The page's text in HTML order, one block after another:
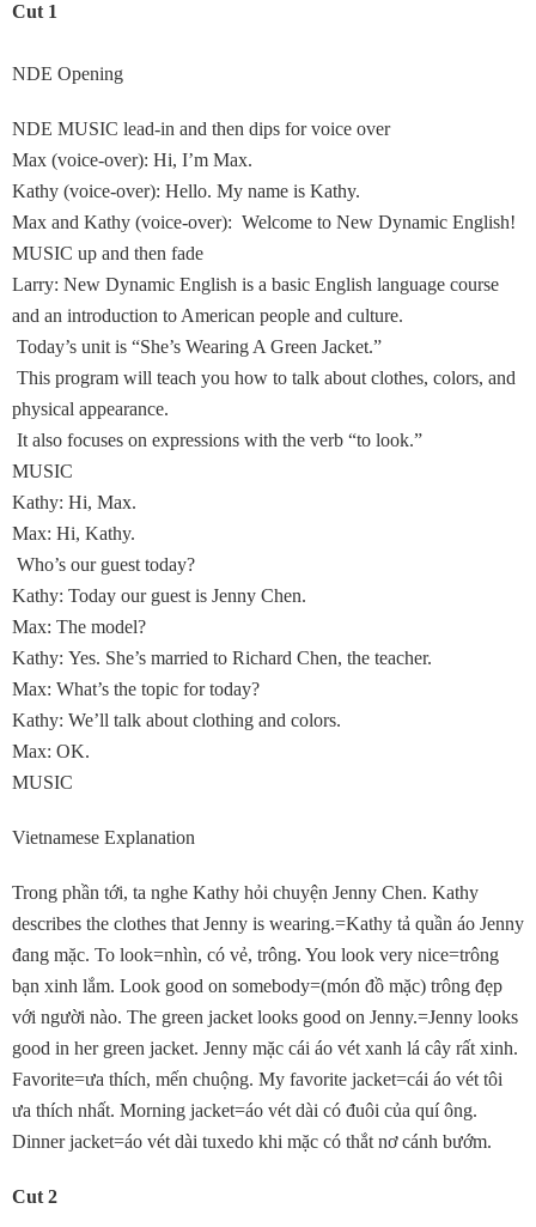
Cut 1
NDE Opening
NDE MUSIC lead-in and then dips for voice over
Max (voice-over): Hi, I’m Max.
Kathy (voice-over): Hello. My name is Kathy.
Max and Kathy (voice-over): Welcome to New Dynamic English!
MUSIC up and then fade
Larry: New Dynamic English is a basic English language course
and an introduction to American people and culture.
Today’s unit is “She’s Wearing A Green Jacket.”
This program will teach you how to talk about clothes, colors, and
physical appearance.
It also focuses on expressions with the verb “to look.”
MUSIC
Kathy: Hi, Max.
Max: Hi, Kathy.
Who’s our guest today?
Kathy: Today our guest is Jenny Chen.
Max: The model?
Kathy: Yes. She’s married to Richard Chen, the teacher.
Max: What’s the topic for today?
Kathy: We’ll talk about clothing and colors.
Max: OK.
MUSIC
Vietnamese Explanation
Trong phần tới, ta nghe Kathy hỏi chuyện Jenny Chen. Kathy
describes the clothes that Jenny is wearing.=Kathy tả quần áo Jenny
đang mặc. To look=nhìn, có vẻ, trông. You look very nice=trông
bạn xinh lắm. Look good on somebody=(món đồ mặc) trông đẹp
với người nào. The green jacket looks good on Jenny.=Jenny looks
good in her green jacket. Jenny mặc cái áo vét xanh lá cây rất xinh.
Favorite=ưa thích, mến chuộng. My favorite jacket=cái áo vét tôi
ưa thích nhất. Morning jacket=áo vét dài có đuôi của quí ông.
Dinner jacket=áo vét dài tuxedo khi mặc có thắt nơ cánh bướm.
Cut 2